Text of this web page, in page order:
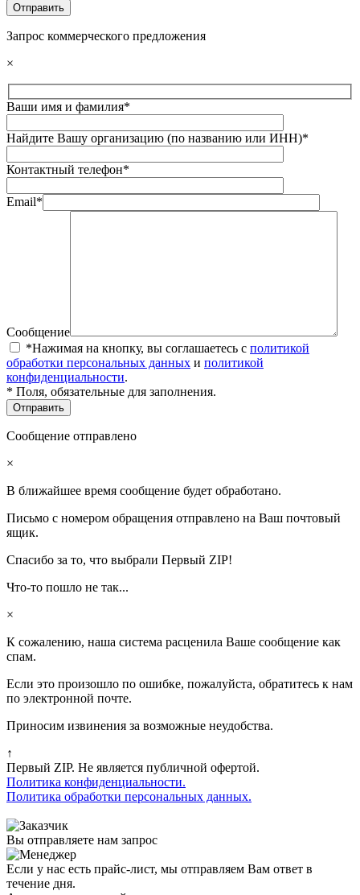
Запрос коммерческого предложения
×
Ваши имя и фамилия*
Найдите Вашу организацию (по названию или ИНН)*
Контактный телефон*
Email*
Сообщение
*Нажимая на кнопку, вы соглашаетесь с политикой
обработки персональных данных и политикой
конфиденциальности.
* Поля, обязательные для заполнения.
Сообщение отправлено
×
В ближайшее время сообщение будет обработано.
Письмо с номером обращения отправлено на Ваш почтовый
ящик.
Спасибо за то, что выбрали Первый ZIP!
Что-то пошло не так...
×
К сожалению, наша система расценила Ваше сообщение как
спам.
Если это произошло по ошибке, пожалуйста, обратитесь к нам
по электронной почте.
Приносим извинения за возможные неудобства.
↑
Первый ZIP. Не является публичной офертой.
Политика конфиденциальности.
Политика обработки персональных данных.
Вы отправляете нам запрос
Если у нас есть прайс-лист, мы отправляем Вам ответ в
течение дня.